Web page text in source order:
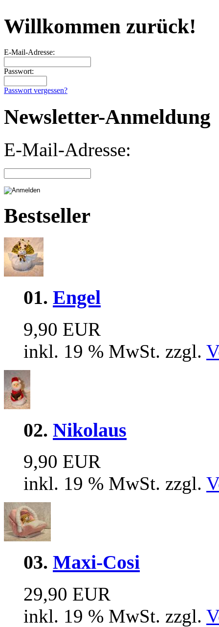
Willkommen zurück!
E-Mail-Adresse:
Passwort:
Passwort vergessen?
Newsletter-Anmeldung
E-Mail-Adresse:
Bestseller
01. Engel
9,90 EUR
inkl. 19 % MwSt. zzgl.
02. Nikolaus
9,90 EUR
inkl. 19 % MwSt. zzgl.
03. Maxi-Cosi
29,90 EUR
inkl. 19 % MwSt. zzgl.